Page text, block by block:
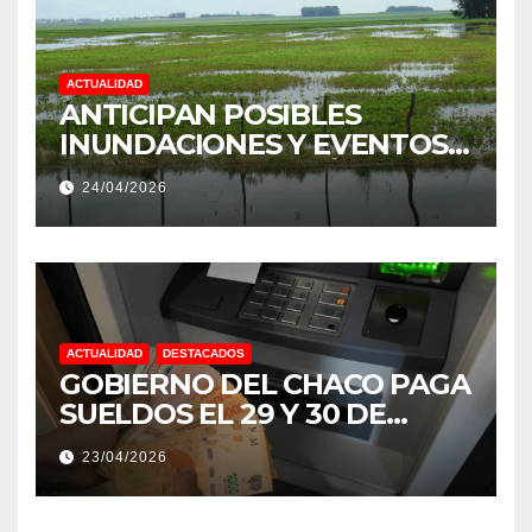
ACTUALIDAD
ANTICIPAN POSIBLES
INUNDACIONES Y EVENTOS
EXTREMOS: “PODRÍA SER UN
NIÑO MUY IMPORTANTE”
24/04/2026
ACTUALIDAD DESTACADOS
GOBIERNO DEL CHACO PAGA
SUELDOS EL 29 Y 30 DE
ABRIL, CON EL 2% DE
AUMENTO
23/04/2026